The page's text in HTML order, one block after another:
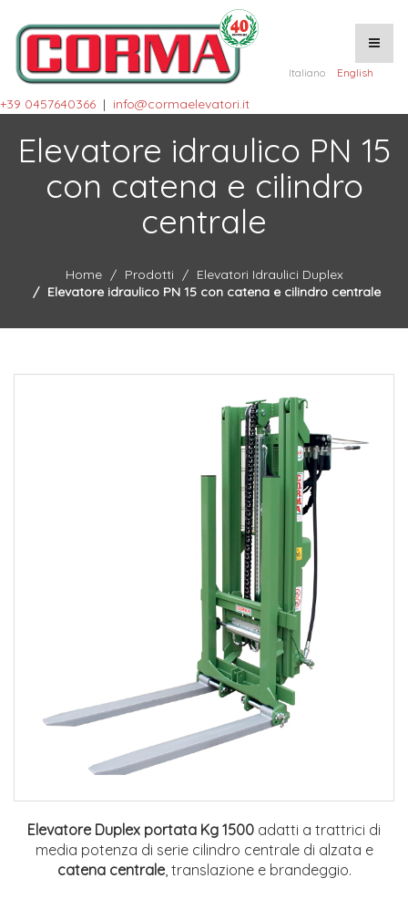
+39 0457640366 | info@cormaelevatori.it
Italiano English
Elevatore idraulico PN 15
con catena e cilindro
centrale
Home Prodotti
Elevatori Idraulici Duplex
Elevatore idraulico PN 15 con catena e cilindro centrale
Elevatore Duplex portata Kg 1500 adatti a trattrici di
media potenza di serie cilindro centrale di alzata e
catena centrale, translazione e brandeggio.